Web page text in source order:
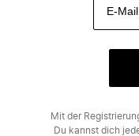
Mit der
Du kannst dich